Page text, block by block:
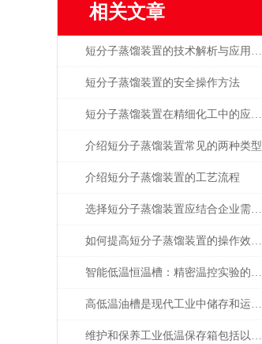
相关文章
短分子蒸馏装置的技术解析与应用探析
短分子蒸馏装置的安全操作方法
短分子蒸馏装置在精细化工中的应用与优势
介绍短分子蒸馏装置常见的两种类型
介绍短分子蒸馏装置的工艺流程
选择短分子蒸馏装置应结合企业需求与服务
如何提高短分子蒸馏装置的操作效率与节能性能
智能低温恒温槽：精密温控实验的专业设备
高低温油槽是现代工业中储存和运输热敏感液体的关键设施之一
维护和保养工业低温保存箱包括以下标准